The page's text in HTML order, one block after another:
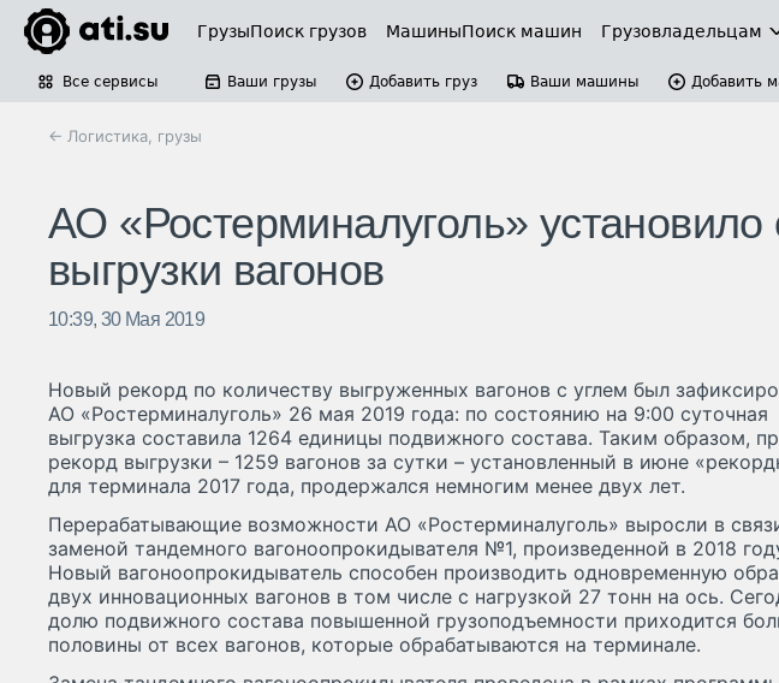
ГрузыПоиск грузов МашиныПоиск машин Грузовладельцам
Все сервисы Ваши грузы Добавить груз Ваши машины Добавить
← Логистика, грузы
АО «Ростерминалуголь» установило
выгрузки вагонов
10:39, 30 Мая 2019
Новый рекорд по количеству выгруженных вагонов с углем был
АО «Ростерминалуголь» 26 мая 2019 года: по состоянию на 9:00 суточная
выгрузка составила 1264 единицы подвижного состава. Таким образом,
рекорд выгрузки – 1259 вагонов за сутки – установленный в июне
для терминала 2017 года, продержался немногим менее двух лет.
Перерабатывающие возможности АО «Ростерминалуголь» выросли в
заменой тандемного вагоноопрокидывателя №1, произведенной в 2018
Новый вагоноопрокидыватель способен производить одновременную
двух инновационных вагонов в том числе с нагрузкой 27 тонн на ось.
долю подвижного состава повышенной грузоподъемности приходится
половины от всех вагонов, которые обрабатываются на терминале.